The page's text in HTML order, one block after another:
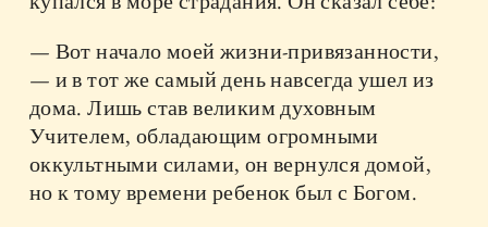
— Вот начало моей жизни-привязанности,
— и в тот же самый день навсегда ушел из
дома. Лишь став великим духовным
Учителем, обладающим огромными
оккультными силами, он вернулся домой,
но к тому времени ребенок был с Богом.